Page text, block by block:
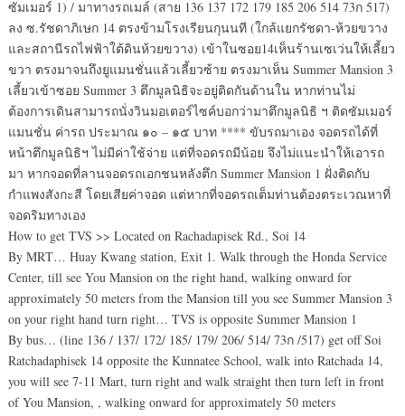
ซัมเมอร์ 1) / มาทางรถเมล์ (สาย 136 137 172 179 185 206 514 73ก 517)
ลง ซ.รัชดาภิเษก 14 ตรงข้ามโรงเรียนกุนนที (ใกล้แยกรัชดา-ห้วยขวาง
และสถานีรถไฟฟ้าใต้ดินห้วยขวาง) เข้าในซอย14เห็นร้านเซเว่นให้เลี้ยว
ขวา ตรงมาจนถึงยูแมนชั่นแล้วเลี้ยวซ้าย ตรงมาเห็น Summer Mansion 3
เลี้ยวเข้าซอย Summer 3 ตึกมูลนิธิจะอยู่ติดกันด้านใน หากท่านไม่
ต้องการเดินสามารถนั่งวินมอเตอร์ไซค์บอกว่ามาตึกมูลนิธิ ฯ ติดซัมเมอร์
แมนชั่น ค่ารถ ประมาณ ๑๐ – ๑๕ บาท **** ขับรถมาเอง จอดรถได้ที่
หน้าตึกมูลนิธิฯ ไม่มีค่าใช้จ่าย แต่ที่จอดรถมีน้อย จึงไม่แนะนำให้เอารถ
มา หากจอดที่ลานจอดรถเอกชนหลังตึก Summer Mansion 1 ฝั่งติดกับ
กำแพงสังกะสี โดยเสียค่าจอด แต่หากที่จอดรถเต็มท่านต้องตระเวณหาที่
จอดริมทางเอง
How to get TVS >> Located on Rachadapisek Rd., Soi 14
By MRT… Huay Kwang station, Exit 1. Walk through the Honda Service
Center, till see You Mansion on the right hand, walking onward for
approximately 50 meters from the Mansion till you see Summer Mansion 3
on your right hand turn right… TVS is opposite Summer Mansion 1
By bus… (line 136 / 137/ 172/ 185/ 179/ 206/ 514/ 73ก /517) get off Soi
Ratchadaphisek 14 opposite the Kunnatee School, walk into Ratchada 14,
you will see 7-11 Mart, turn right and walk straight then turn left in front
of You Mansion, , walking onward for approximately 50 meters